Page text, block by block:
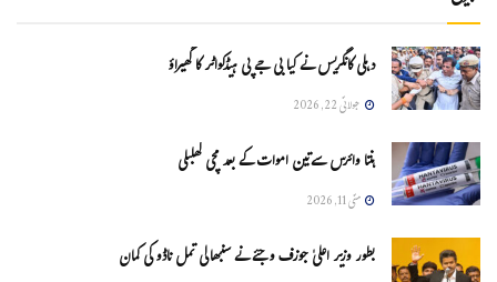
دہلی کانگریس نے کیا بی جے پی ہیڈکواٹر کا گھیراؤ
جولائی 22, 2026
ہنتا وائرس سےتین اموات کے بعد مچی کھلبلی
مئی 11, 2026
بطور وزیر اعلیٰ جوزف وجئے نے سنبھالی تمل ناڈو کی کمان